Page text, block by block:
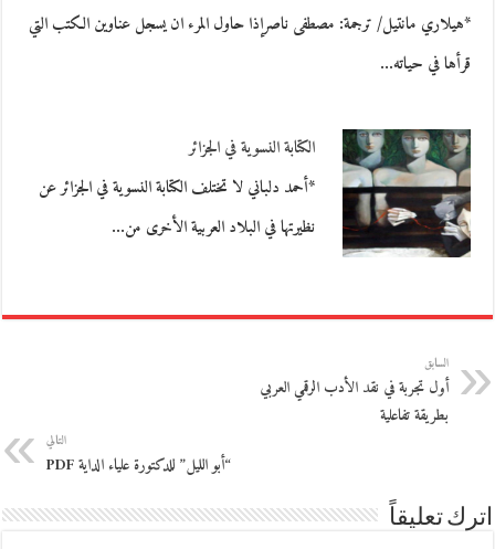
*هيلاري مانتيل/ ترجمة: مصطفى ناصرإذا حاول المرء ان يسجل عناوين الكتب التي
قرأها في حياته…
الكتابة النسوية في الجزائر
*أحمد دلباني لا تختلف الكتابة النسوية في الجزائر عن
نظيرتها في البلاد العربية الأخرى من…
السابق
أول تجربة في نقد الأدب الرقمي العربي
بطريقة تفاعلية
التالي
“أبو الليل” للدكتورة علياء الداية PDF
اترك تعليقاً